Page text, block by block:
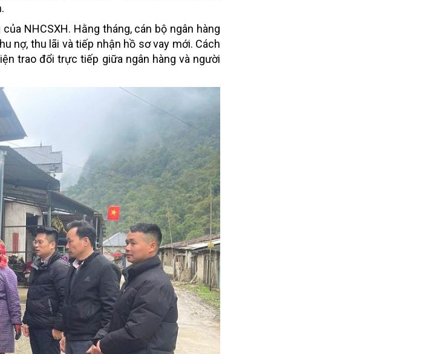
NHCSXH. Hằng tháng, cán bộ ngân hàng
nợ, thu lãi và tiếp nhận hồ sơ vay mới. Cách
trao đổi trực tiếp giữa ngân hàng và người